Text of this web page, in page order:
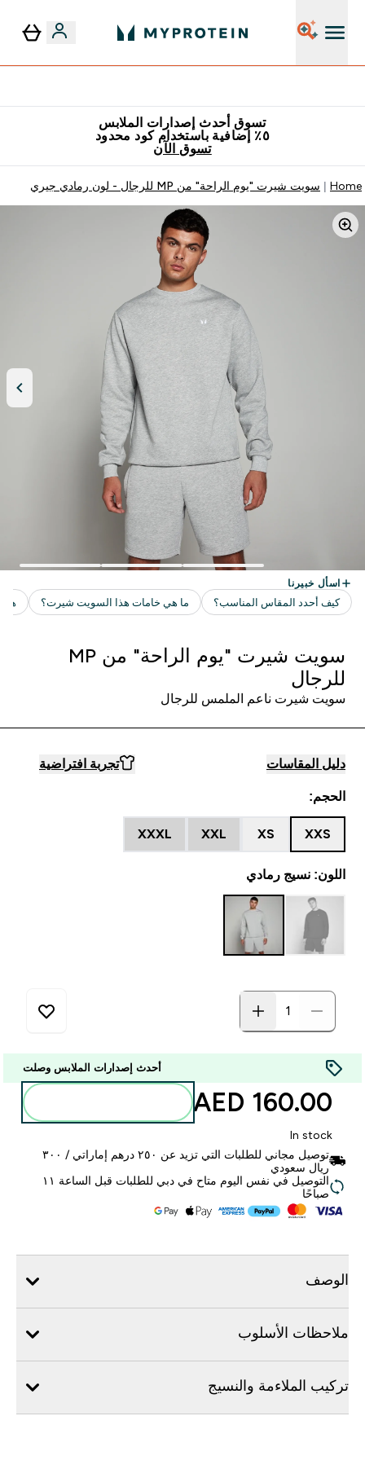
تسوق أحدث إصدارات الملابس
٥٪ إضافية باستخدام كود محدود
تسوق الآن
Home سويت شيرت "يوم الراحة" من MP للرجال - لون رمادي جيري
سويت شيرت "يوم الراحة" من MP
للرجال
سويت شيرت ناعم الملمس للرجال
دليل المقاسات تجربة افتراضية
الحجم:
XXS
XS
XXL
XXXL
اللون: نسيج رمادي
أحدث إصدارات الملابس وصلت
160.00 AED‎
In stock
توصيل مجاني للطلبات التي تزيد عن ٢٥٠ درهم إماراتي / ٣٠٠
ريال سعودي
التوصيل في نفس اليوم متاح في دبي للطلبات قبل الساعة ١١
صباحًا
الوصف
ملاحظات الأسلوب
تركيب الملاءمة والنسيج